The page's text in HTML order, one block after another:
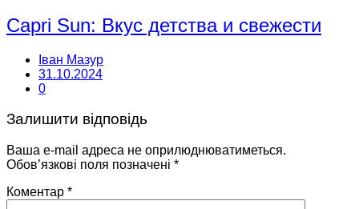
Capri Sun: Вкус детства и свежести
Іван Мазур
31.10.2024
0
Залишити відповідь
Ваша e-mail адреса не оприлюднюватиметься.
Обов’язкові поля позначені *
Коментар *